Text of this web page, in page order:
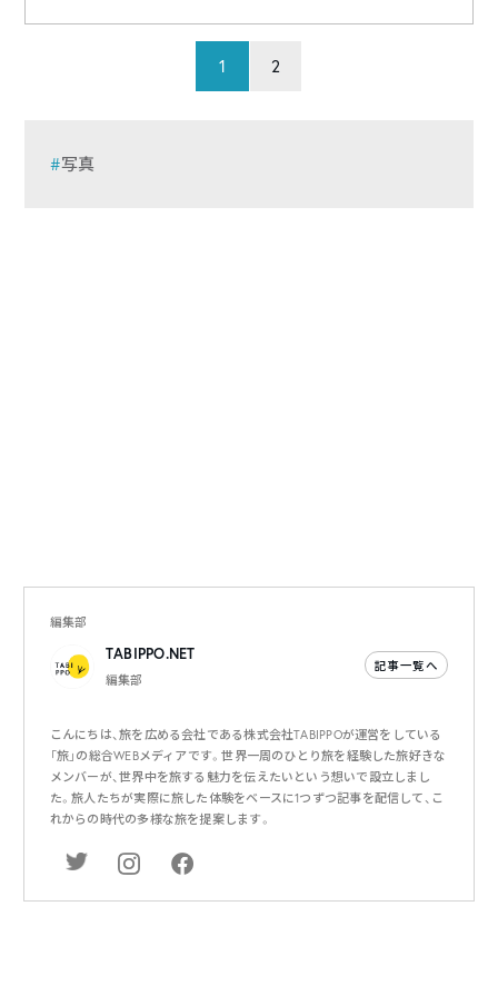
1 2
写真
編集部
TABIPPO.NET
編集部
記事一覧へ
こんにちは、旅を広める会社である株式会社TABIPPOが運営をしている
「旅」の総合WEBメディアです。世界一周のひとり旅を経験した旅好きな
メンバーが、世界中を旅する魅力を伝えたいという想いで設立しまし
た。旅人たちが実際に旅した体験をベースに1つずつ記事を配信して、こ
れからの時代の多様な旅を提案します。